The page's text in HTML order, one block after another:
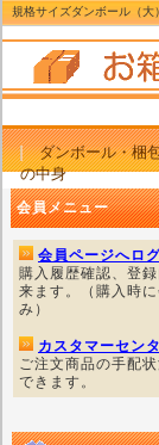
規格サイズダンボール（
ダンボール・梱
の中身
会員メニュー
会員ページへロ
購入履歴確認、登
来ます。（購入時
み）
カスタマーセン
ご注文商品の手配
できます。